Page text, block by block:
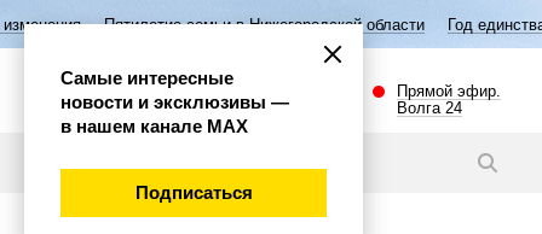
Пятилетие семьи в Нижегородской области Год единства народов
Прямой эфир.
Волга 24
Самые интересные
новости и эксклюзивы —
в нашем канале МАХ
Подписаться